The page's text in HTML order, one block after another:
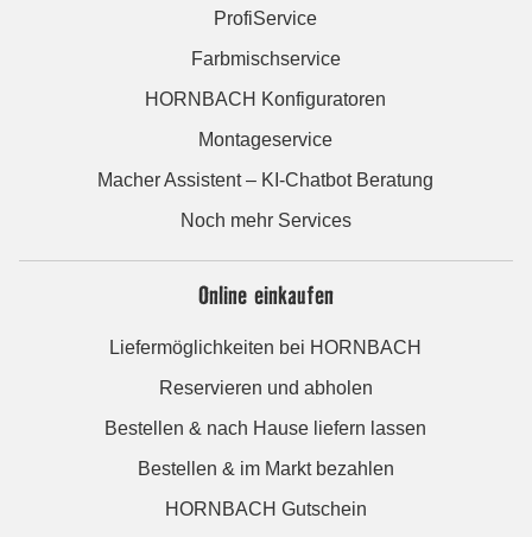
ProfiService
Farbmischservice
HORNBACH Konfiguratoren
Montageservice
Macher Assistent – KI-Chatbot Beratung
Noch mehr Services
Online einkaufen
Liefermöglichkeiten bei HORNBACH
Reservieren und abholen
Bestellen & nach Hause liefern lassen
Bestellen & im Markt bezahlen
HORNBACH Gutschein